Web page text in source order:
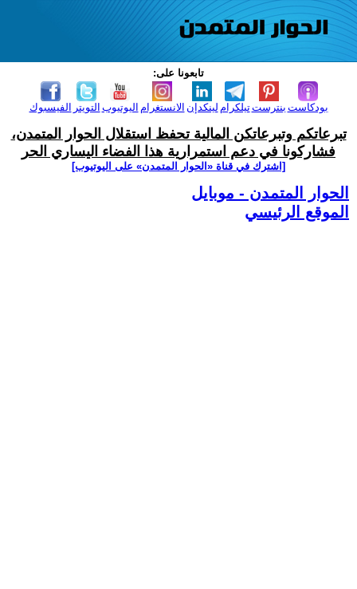
تابعونا على:
الفيسبوك التويتر اليوتيوب الانستغرام لينكدإن تيلكرامبنترست بودكاست
تبرعاتكم وتبرعاتكن المالية تحفظ استقلال الحوار المتمدن،
فشاركونا في دعم استمرارية هذا الفضاء اليساري الحر
[اشترك في قناة ‫«الحوار المتمدن» على اليوتيوب]
الحوار المتمدن - موبايل
الموقع الرئيسي